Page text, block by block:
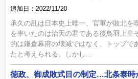
追加日：2022/11/20
承久の乱は日本史上唯一、官軍が敗北を
を率いたのは治天の君である後鳥羽上皇
的は鎌倉幕府の壊滅ではなく、トップで
たと考えられる。しかし...
徳政、御成敗式目の制定…北条泰時